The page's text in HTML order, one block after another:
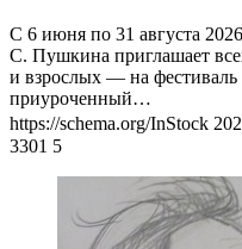
С 6 июня по 31 августа
С. Пушкина приглашает
и взрослых — на
приуроченный…
https://schema.org/InStock
3301 5